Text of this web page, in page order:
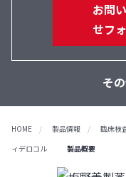
お問
せフ
そ
HOME 製品情報 臨床検
ィデロコル
製品概要